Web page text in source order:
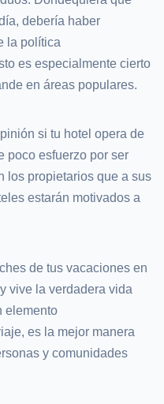
debería haber
la política
es especialmente cierto
en áreas populares.
si tu hotel opera de
poco esfuerzo por ser
los propietarios que a sus
estarán motivados a
de tus vacaciones en
vive la verdadera vida
elemento
es la mejor manera
y comunidades